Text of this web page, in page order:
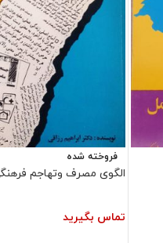
فروخته شده
الگوی مصرف وتهاجم
تماس بگیرید